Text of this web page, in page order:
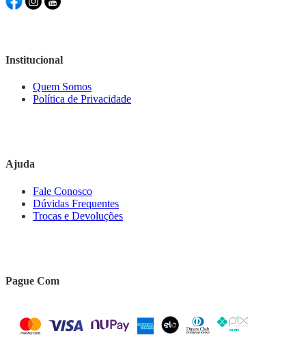
Institucional
Quem Somos
Política de Privacidade
Ajuda
Fale Conosco
Dúvidas Frequentes
Trocas e Devoluções
Pague Com